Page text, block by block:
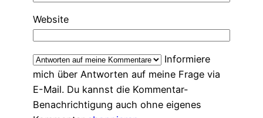
Website
Informiere
mich über Antworten auf meine Frage via
E-Mail. Du kannst die Kommentar-
Benachrichtigung auch ohne eigenes